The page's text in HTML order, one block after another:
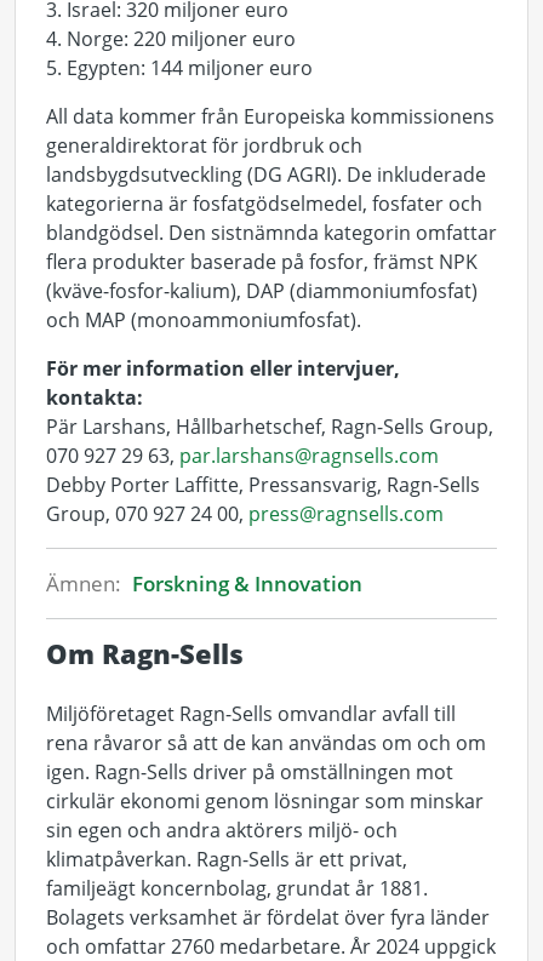
3. Israel: 320 miljoner euro
4. Norge: 220 miljoner euro
5. Egypten: 144 miljoner euro
All data kommer från Europeiska kommissionens
generaldirektorat för jordbruk och
landsbygdsutveckling (DG AGRI). De inkluderade
kategorierna är fosfatgödselmedel, fosfater och
blandgödsel. Den sistnämnda kategorin omfattar
flera produkter baserade på fosfor, främst NPK
(kväve-fosfor-kalium), DAP (diammoniumfosfat)
och MAP (monoammoniumfosfat).
För mer information eller intervjuer,
kontakta:
Pär Larshans, Hållbarhetschef, Ragn-Sells Group,
070 927 29 63, par.larshans@ragnsells.com
Debby Porter Laffitte, Pressansvarig, Ragn-Sells
Group, 070 927 24 00, press@ragnsells.com
Ämnen: Forskning & Innovation
Om Ragn-Sells
Miljöföretaget Ragn-Sells omvandlar avfall till
rena råvaror så att de kan användas om och om
igen. Ragn-Sells driver på omställningen mot
cirkulär ekonomi genom lösningar som minskar
sin egen och andra aktörers miljö- och
klimatpåverkan. Ragn-Sells är ett privat,
familjeägt koncernbolag, grundat år 1881.
Bolagets verksamhet är fördelat över fyra länder
och omfattar 2760 medarbetare. År 2024 uppgick